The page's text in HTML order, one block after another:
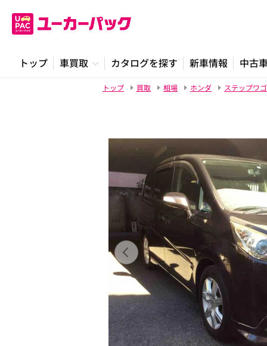
トップ 車買取 カタログを探す 新車情報 中古
トップ 買取 相場 ホンダ ステップワ